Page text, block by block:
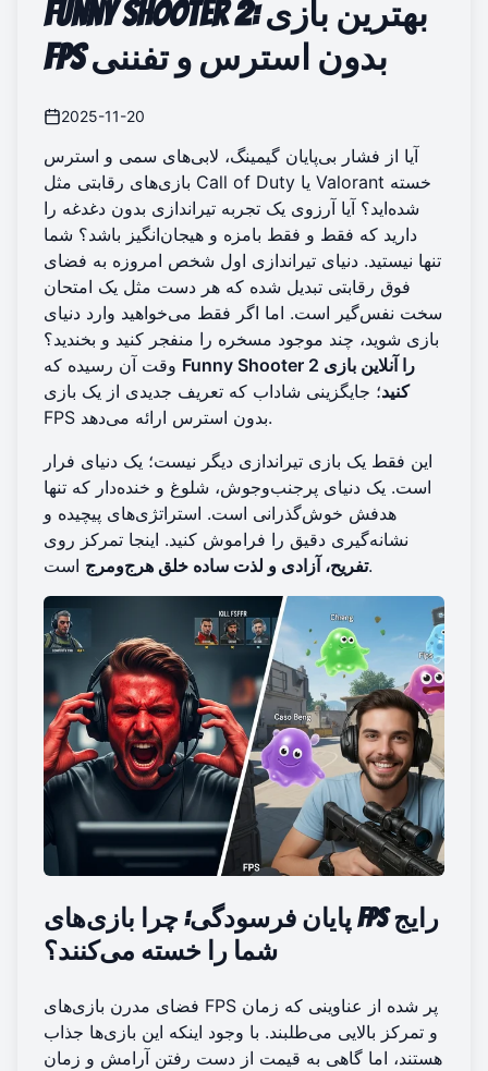
Funny Shooter 2: بهترین بازی
FPS بدون استرس و تفننی
2025-11-20
آیا از فشار بی‌پایان گیمینگ، لابی‌های سمی و استرس
بازی‌های رقابتی مثل Call of Duty یا Valorant خسته
شده‌اید؟ آیا آرزوی یک تجربه تیراندازی بدون دغدغه را
دارید که فقط و فقط بامزه و هیجان‌انگیز باشد؟ شما
تنها نیستید. دنیای تیراندازی اول شخص امروزه به فضای
فوق رقابتی تبدیل شده که هر دست مثل یک امتحان
سخت نفس‌گیر است. اما اگر فقط می‌خواهید وارد دنیای
بازی شوید، چند موجود مسخره را منفجر کنید و بخندید؟
Funny Shooter 2 را آنلاین بازی
کنید؛ جایگزینی شاداب که تعریف جدیدی از یک بازی
FPS بدون استرس ارائه می‌دهد.
این فقط یک بازی تیراندازی دیگر نیست؛ یک دنیای فرار
است. یک دنیای پرجنب‌و‌جوش، شلوغ و خنده‌دار که تنها
هدفش خوش‌گذرانی است. استراتژی‌های پیچیده و
نشانه‌گیری دقیق را فراموش کنید. اینجا تمرکز روی
تفریح، آزادی و لذت ساده خلق هرج‌ومرجاست.
پایان فرسودگی: چرا بازی‌های FPS رایج
شما را خسته می‌کنند؟
فضای مدرن بازی‌های FPS پر شده از عناوینی که زمان
و تمرکز بالایی می‌طلبند. با وجود اینکه این بازی‌ها جذاب
هستند، اما گاهی به قیمت از دست رفتن آرامش و زمان